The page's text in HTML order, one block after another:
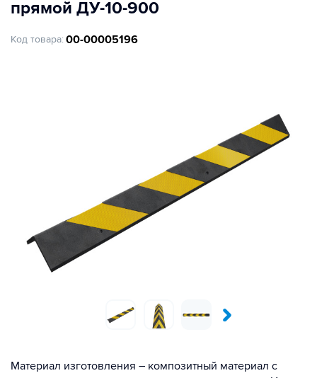
прямой ДУ-10-900
Код товара: 00-00005196
Материал изготовления – композитный материал с